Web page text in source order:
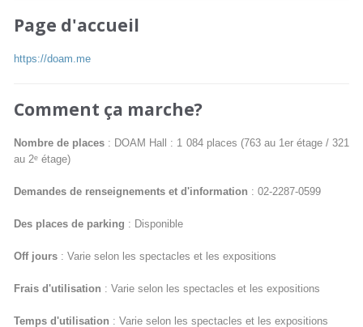
Page d'accueil
https://doam.me
Comment ça marche?
Nombre de places : DOAM Hall : 1 084 places (763 au 1er étage / 321
au 2ᵉ étage)
Demandes de renseignements et d'information : 02-2287-0599
Des places de parking : Disponible
Off jours : Varie selon les spectacles et les expositions
Frais d'utilisation : Varie selon les spectacles et les expositions
Temps d'utilisation : Varie selon les spectacles et les expositions